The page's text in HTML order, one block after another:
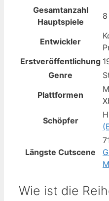
Gesamtanzahl
Hauptspiele
Entwickler
Erstveröffentlichung
Genre
Plattformen
Schöpfer
Längste Cutscene
Wie ist die